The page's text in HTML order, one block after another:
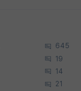
645
19
14
21